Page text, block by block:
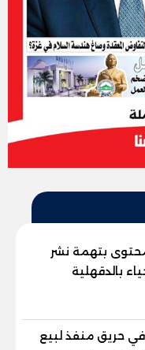
بتهمة نشر
بالدقهلية
في حريق منفذ لبيع